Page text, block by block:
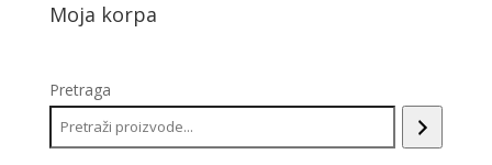
Moja korpa
Pretraga